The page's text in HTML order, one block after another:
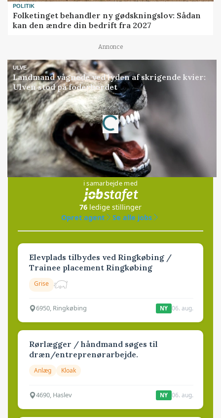
POLITIK
Folketinget behandler ny gødskningslov: Sådan
kan den ændre din bedrift fra 2027
Annonce
ULVE
Landmand vågnede ved lyden af skrigende kvier:
Ulven stod på foderbordet
Annonce
Loading...
Jobs
i samarbejde med
76 ledige stillinger
Opret agent
Se alle jobs
Elevplads tilbydes ved Ringkøbing /
Trainee placement Ringkøbing
Grise
6950, Ringkøbing NY 06. aug.
Rørlægger / håndmand søges til
dræn/entreprenørarbejde.
Anlæg Kloak
4690, Haslev NY 06. aug.